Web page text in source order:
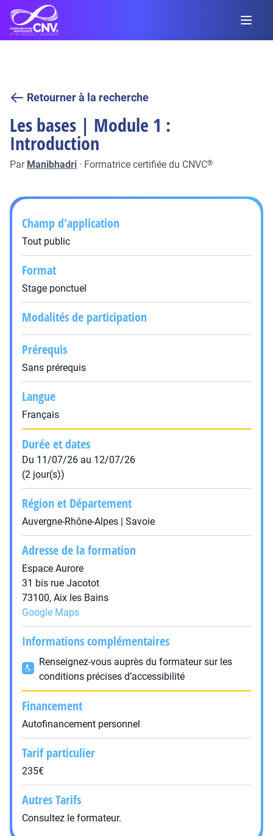
Retourner à la recherche
Les bases | Module 1 :
Introduction
Par Manibhadri · Formatrice certifiée du CNVC®
Champ d'application
Tout public
Format
Stage ponctuel
Modalités de participation
Prérequis
Sans prérequis
Langue
Français
Durée et dates
Du 11/07/26 au 12/07/26
(2 jour(s))
Région et Département
Auvergne-Rhône-Alpes | Savoie
Adresse de la formation
Espace Aurore
31 bis rue Jacotot
73100, Aix les Bains
Google Maps
Informations complémentaires
Renseignez-vous auprès du formateur sur les
conditions précises d’accessibilité
Financement
Autofinancement personnel
Tarif particulier
235€
Autres Tarifs
Consultez le formateur.